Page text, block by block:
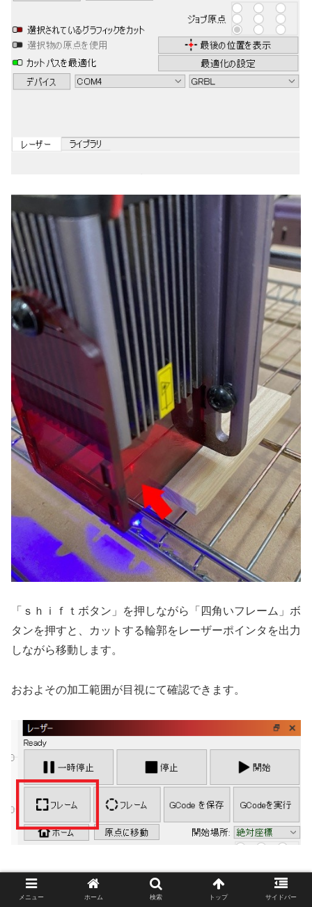
「ｓｈｉｆｔボタン」を押しながら「四角いフレーム」ボ
タンを押すと、カットする輪郭をレーザーポインタを出力
しながら移動します。
おおよその加工範囲が目視にて確認できます。
加工条件を入力
メニュー ホーム 検索 トップ サイドバー